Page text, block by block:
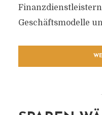
Geschäftsmodelle